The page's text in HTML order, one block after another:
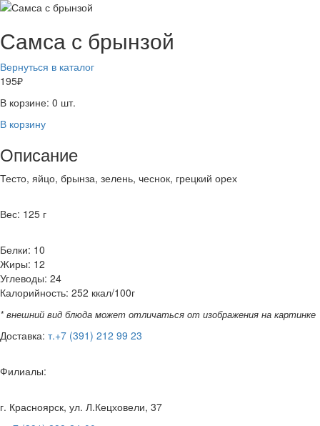
Самса с брынзой
Вернуться в каталог
195₽
В корзине: 0 шт.
В корзину
Описание
Тесто, яйцо, брынза, зелень, чеснок, грецкий орех
Вес: 125 г
Белки: 10
Жиры: 12
Углеводы: 24
Калорийность: 252 ккал/100г
* внешний вид блюда может отличаться от изображения на картинке
Доставка: т.+7 (391) 212 99 23
Филиалы:
г. Красноярск, ул. Л.Кецховели, 37